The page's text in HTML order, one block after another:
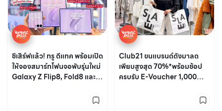
ชีเสิร์ฟแล้ว! ทรู ดีแทค พร้อมเปิด
ให้จองสมาร์ทโฟนจอพับรุ่นใหม่
Galaxy Z Flip8, Fold8 และ
Club21 ขนแบรนด์ดังมาลด
เพียบสูงสุด 70%*พร้อมช้อป
ครบรับ E-Voucher 1,000